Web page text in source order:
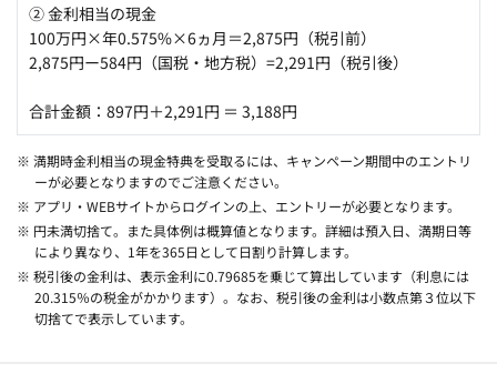
② 金利相当の現金
100万円×年0.575%×6ヵ月＝2,875円（税引前）
2,875円ー584円（国税・地方税）=2,291円（税引後）
合計金額：897円＋2,291円 ＝ 3,188円
※ 満期時金利相当の現金特典を受取るには、キャンペーン期間中のエントリ
ーが必要となりますのでご注意ください。
※ アプリ・WEBサイトからログインの上、エントリーが必要となります。
※ 円未満切捨て。また具体例は概算値となります。詳細は預入日、満期日等
により異なり、1年を365日として日割り計算します。
※ 税引後の金利は、表示金利に0.79685を乗じて算出しています（利息には
20.315％の税金がかかります）。なお、税引後の金利は小数点第３位以下
切捨てで表示しています。